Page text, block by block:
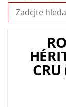
CRU